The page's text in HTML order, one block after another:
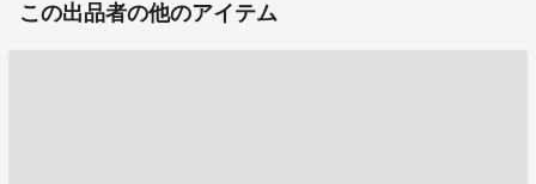
この出品者の他のアイテム